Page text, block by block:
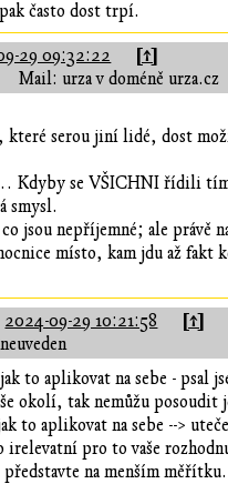
často dost trpí.
29 09:32:22 [↑]
Mail: urza v doméně urza.cz
serou jiní lidé, dost
Kdyby se VŠICHNI řídili
smysl.
co jsou nepříjemné; ale
místo, kam jdu až fakt
2024-09-29 10:21:58 [↑]
jak to aplikovat na sebe -
okolí, tak nemůžu
to aplikovat na sebe -->
pro to vaše
na menším